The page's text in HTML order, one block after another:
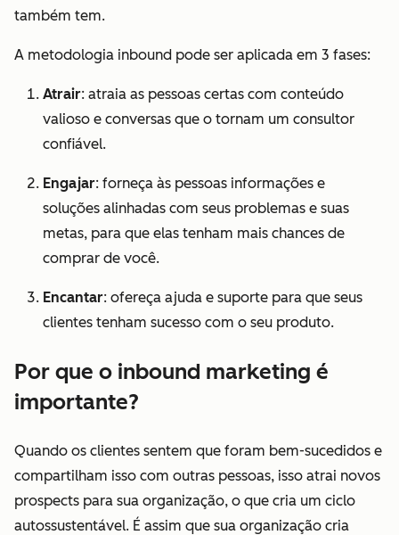
também tem.
A metodologia inbound pode ser aplicada em 3 fases:
Atrair: atraia as pessoas certas com conteúdo
valioso e conversas que o tornam um consultor
confiável.
Engajar: forneça às pessoas informações e
soluções alinhadas com seus problemas e suas
metas, para que elas tenham mais chances de
comprar de você.
Encantar: ofereça ajuda e suporte para que seus
clientes tenham sucesso com o seu produto.
Por que o inbound marketing é
importante?
Quando os clientes sentem que foram bem-sucedidos e
compartilham isso com outras pessoas, isso atrai novos
prospects para sua organização, o que cria um ciclo
autossustentável. É assim que sua organização cria